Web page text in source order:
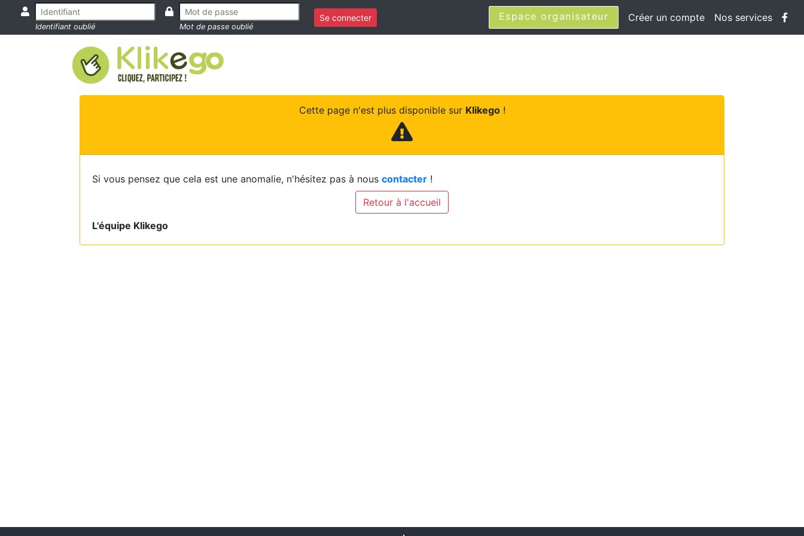
Identifiant oublié Mot de passe oublié
Se connecter Espace organisateur Créer un compte Nos services
Cette page n'est plus disponible sur Klikego!
Si vous pensez que cela est une anomalie, n'hésitez pas à nous contacter !
Retour à l'accueil
L'équipe Klikego